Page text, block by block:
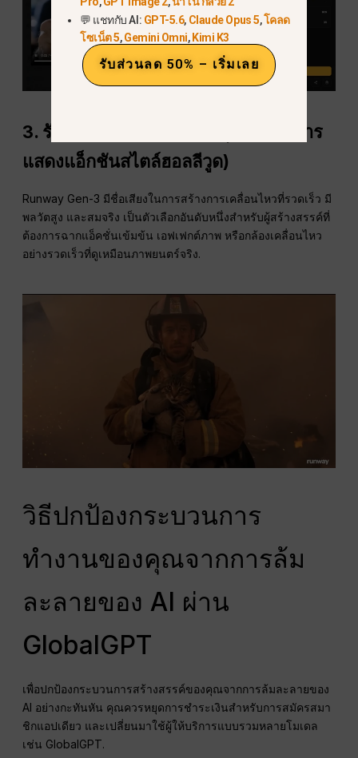
3. รันเวย์ Gen-3 (เหมาะที่สุดสำหรับการ
แสดงแอ็กชันสไตล์ฮอลลีวูด)
Runway Gen-3 มีชื่อเสียงในการสร้างการเคลื่อนไหวที่รวดเร็ว มี
พลวัตสูง และสมจริง เป็นตัวเลือกอันดับหนึ่งสำหรับผู้สร้างสรรค์ที่
ต้องการฉากแอ็คชั่นเข้มข้น เอฟเฟกต์ภาพ หรือกล้องเคลื่อนไหว
อย่างรวดเร็วที่ดูเหมือนภาพยนตร์จริง.
วิธีปกป้องกระบวนการ
ทำงานของคุณจากการล้ม
ละลายของ AI ผ่าน
GlobalGPT
เพื่อปกป้องกระบวนการสร้างสรรค์ของคุณจากการล้มละลายของ
AI อย่างกะทันหัน คุณควรหยุดการชำระเงินสำหรับการสมัครสมา
ชิกแอปเดียว และเปลี่ยนมาใช้ผู้ให้บริการแบบรวมหลายโมเดล
เช่น GlobalGPT.
💬 แชทกับ AI: GPT-5.6, Claude Opus 5,โคลด
โซเน็ต 5,Gemini Omni,Kimi K3
รับส่วนลด 50% – เริ่มเลย